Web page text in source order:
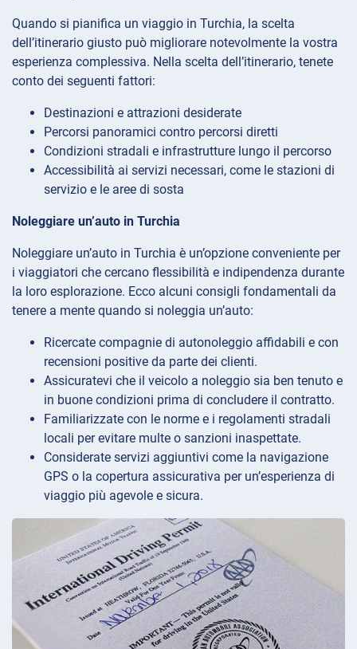
Quando si pianifica un viaggio in Turchia, la scelta
dell’itinerario giusto può migliorare notevolmente la vostra
esperienza complessiva. Nella scelta dell’itinerario, tenete
conto dei seguenti fattori:
Destinazioni e attrazioni desiderate
Percorsi panoramici contro percorsi diretti
Condizioni stradali e infrastrutture lungo il percorso
Accessibilità ai servizi necessari, come le stazioni di
servizio e le aree di sosta
Noleggiare un’auto in Turchia
Noleggiare un’auto in Turchia è un’opzione conveniente per
i viaggiatori che cercano flessibilità e indipendenza durante
la loro esplorazione. Ecco alcuni consigli fondamentali da
tenere a mente quando si noleggia un’auto:
Ricercate compagnie di autonoleggio affidabili e con
recensioni positive da parte dei clienti.
Assicuratevi che il veicolo a noleggio sia ben tenuto e
in buone condizioni prima di concludere il contratto.
Familiarizzate con le norme e i regolamenti stradali
locali per evitare multe o sanzioni inaspettate.
Considerate servizi aggiuntivi come la navigazione
GPS o la copertura assicurativa per un’esperienza di
viaggio più agevole e sicura.